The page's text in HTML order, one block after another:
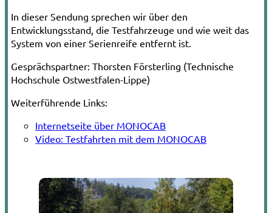
In dieser Sendung sprechen wir über den
Entwicklungsstand, die Testfahrzeuge und wie weit das
System von einer Serienreife entfernt ist.
Gesprächspartner: Thorsten Försterling (Technische
Hochschule Ostwestfalen-Lippe)
Weiterführende Links:
Internetseite über MONOCAB
Video: Testfahrten mit dem MONOCAB